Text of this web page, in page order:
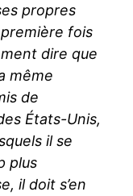
propres
première fois
dire que
même
de
États-Unis,
il se
plus
il doit s’en